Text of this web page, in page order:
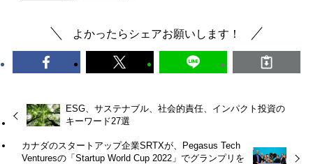
よかったらシェアお願いします！
ESG、サステナブル、社会的責任、インパクト投資の
キーワード27選
カナダのスタートアップ企業SRTXが、Pegasus Tech
Venturesの「Startup World Cup 2022」でグランプリを